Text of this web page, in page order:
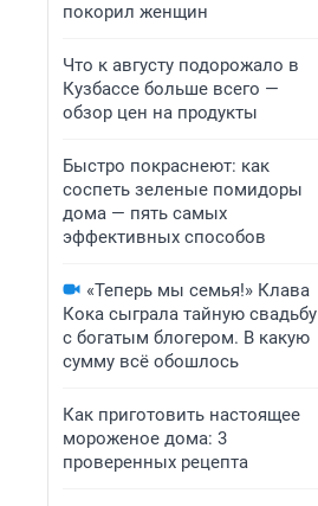
покорил женщин
Что к августу подорожало в
Кузбассе больше всего —
обзор цен на продукты
Быстро покраснеют: как
соспеть зеленые помидоры
дома — пять самых
эффективных способов
«Теперь мы семья!» Клава
Кока сыграла тайную свадьбу
с богатым блогером. В какую
сумму всё обошлось
Как приготовить настоящее
мороженое дома: 3
проверенных рецепта